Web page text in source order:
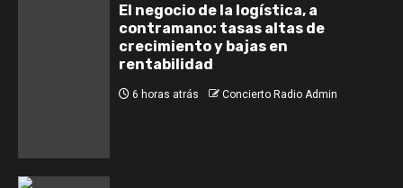
El negocio de la logística, a
contramano: tasas altas de
crecimiento y bajas en
rentabilidad
6 horas atrás Concierto Radio Admin